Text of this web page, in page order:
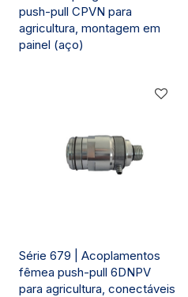
push-pull CPVN para
agricultura, montagem em
painel (aço)
Série 679 | Acoplamentos
fêmea push-pull 6DNPV
para agricultura, conectáveis